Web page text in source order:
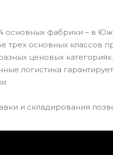
основных фабрики – в
трех основных классов
ценовых
логистика
и складирования